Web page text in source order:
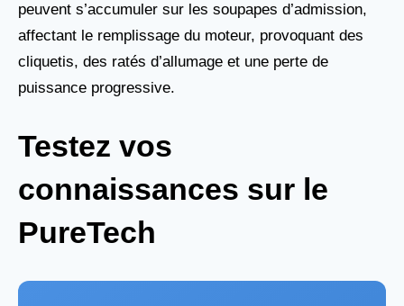
peuvent s’accumuler sur les soupapes d’admission,
affectant le remplissage du moteur, provoquant des
cliquetis, des ratés d’allumage et une perte de
puissance progressive.
Testez vos
connaissances sur le
PureTech